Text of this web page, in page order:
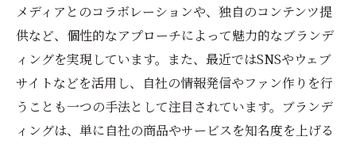
メディアとのコラボレーションや、独自のコンテンツ提
供など、個性的なアプローチによって魅力的なブランデ
ィングを実現しています。また、最近ではSNSやウェブ
サイトなどを活用し、自社の情報発信やファン作りを行
うことも一つの手法として注目されています。ブランデ
ィングは、単に自社の商品やサービスを知名度を上げる